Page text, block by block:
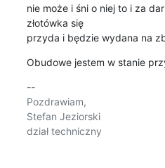
nie może i śni o niej to i za
złotówka się
przyda i będzie wydana na
Obudowe jestem w stanie
--
Pozdrawiam,
Stefan Jeziorski
dział techniczny